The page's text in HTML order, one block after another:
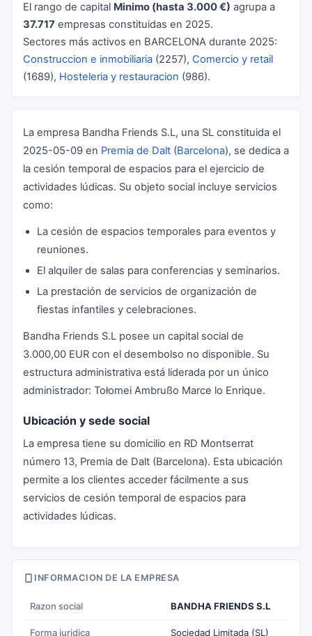
El rango de capital Minimo (hasta 3.000 €) agrupa a
37.717 empresas constituidas en 2025.
Sectores más activos en BARCELONA durante 2025:
Construccion e inmobiliaria (2257), Comercio y retail
(1689), Hosteleria y restauracion (986).
La empresa Bandha Friends S.L, una SL constituida el
2025-05-09 en Premia de Dalt (Barcelona), se dedica a
la cesión temporal de espacios para el ejercicio de
actividades lúdicas. Su objeto social incluye servicios
como:
La cesión de espacios temporales para eventos y
reuniones.
El alquiler de salas para conferencias y seminarios.
La prestación de servicios de organización de
fiestas infantiles y celebraciones.
Bandha Friends S.L posee un capital social de
3.000,00 EUR con el desembolso no disponible. Su
estructura administrativa está liderada por un único
administrador: Tołomei Ambrußo Marce lo Enrique.
Ubicación y sede social
La empresa tiene su domicilio en RD Montserrat
número 13, Premia de Dalt (Barcelona). Esta ubicación
permite a los clientes acceder fácilmente a sus
servicios de cesión temporal de espacios para
actividades lúdicas.
INFORMACION DE LA EMPRESA
Razon social BANDHA FRIENDS S.L
Forma juridica Sociedad Limitada (SL)